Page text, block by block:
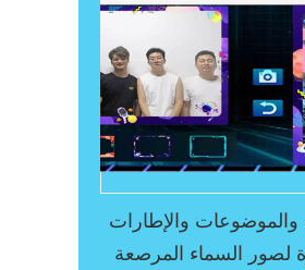
والموضوعات والإطارات
لصور السماء المرصعة